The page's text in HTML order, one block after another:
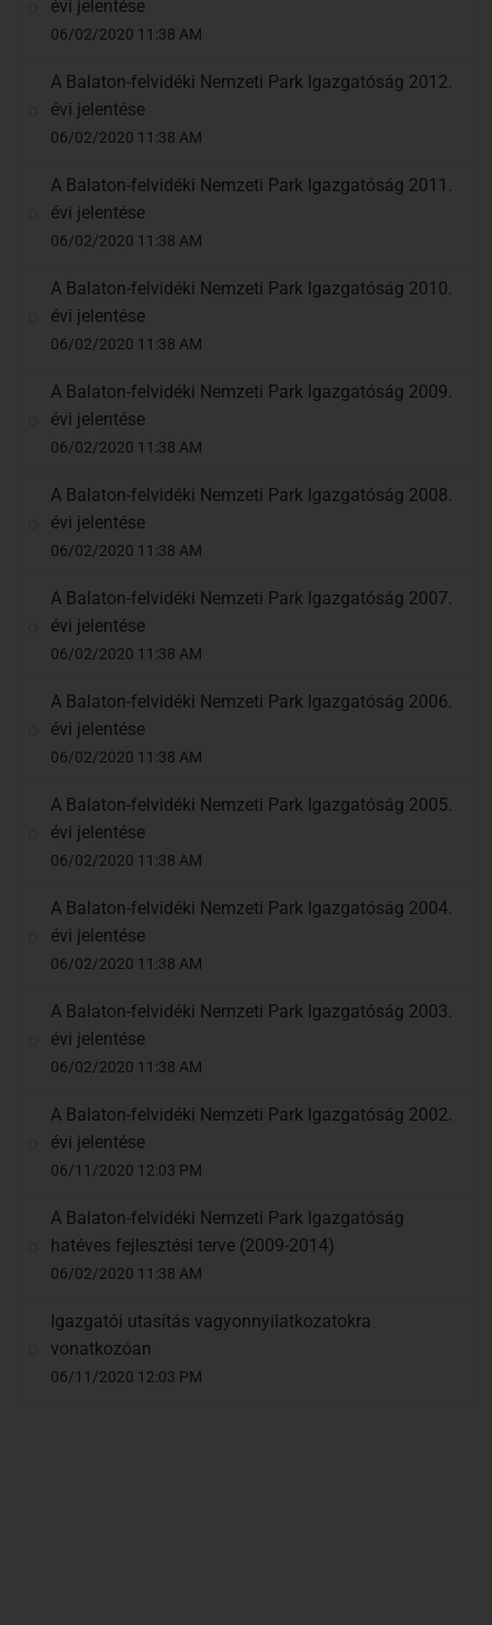
évi jelentése
06/02/2020 11:38 AM
A Balaton-felvidéki Nemzeti Park Igazgatóság 2012.
évi jelentése
06/02/2020 11:38 AM
A Balaton-felvidéki Nemzeti Park Igazgatóság 2011.
évi jelentése
06/02/2020 11:38 AM
A Balaton-felvidéki Nemzeti Park Igazgatóság 2010.
évi jelentése
06/02/2020 11:38 AM
A Balaton-felvidéki Nemzeti Park Igazgatóság 2009.
évi jelentése
06/02/2020 11:38 AM
A Balaton-felvidéki Nemzeti Park Igazgatóság 2008.
évi jelentése
06/02/2020 11:38 AM
A Balaton-felvidéki Nemzeti Park Igazgatóság 2007.
évi jelentése
06/02/2020 11:38 AM
A Balaton-felvidéki Nemzeti Park Igazgatóság 2006.
évi jelentése
06/02/2020 11:38 AM
A Balaton-felvidéki Nemzeti Park Igazgatóság 2005.
évi jelentése
06/02/2020 11:38 AM
A Balaton-felvidéki Nemzeti Park Igazgatóság 2004.
évi jelentése
06/02/2020 11:38 AM
A Balaton-felvidéki Nemzeti Park Igazgatóság 2003.
évi jelentése
06/02/2020 11:38 AM
A Balaton-felvidéki Nemzeti Park Igazgatóság 2002.
évi jelentése
06/11/2020 12:03 PM
A Balaton-felvidéki Nemzeti Park Igazgatóság
hatéves fejlesztési terve (2009-2014)
06/02/2020 11:38 AM
Igazgatói utasítás vagyonnyilatkozatokra
vonatkozóan
06/11/2020 12:03 PM